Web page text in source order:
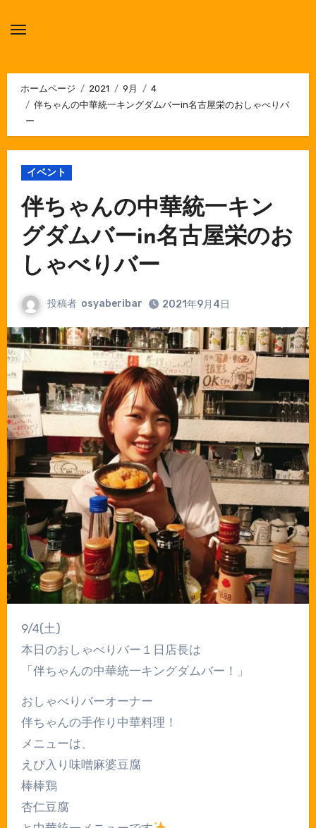
ホームページ 2021 9月
4
伴ちゃんの中華統一キングダムバーin名古屋栄のおしゃべりバ
ー
イベント
伴ちゃんの中華統一キン
グダムバーin名古屋栄のお
しゃべりバー
投稿者 osyaberibar 2021年9月4日
9/4(土)
本日のおしゃべりバー１日店長は
「伴ちゃんの中華統一キングダムバー！」
おしゃべりバーオーナー
伴ちゃんの手作り中華料理！
メニューは、
えび入り味噌麻婆豆腐
棒棒鶏
杏仁豆腐